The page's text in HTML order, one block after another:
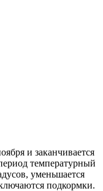
и заканчивается
температурный
уменьшается
подкормки.